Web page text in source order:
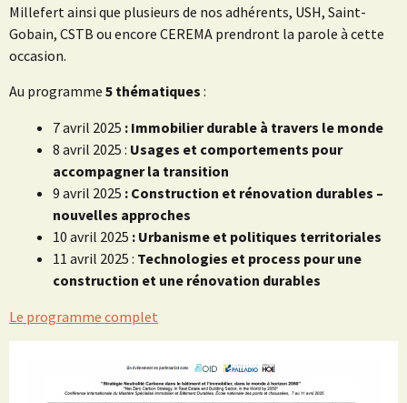
Millefert ainsi que plusieurs de nos adhérents, USH, Saint-
Gobain, CSTB ou encore CEREMA prendront la parole à cette
occasion.
Au programme 5 thématiques :
7 avril 2025 : Immobilier durable à travers le monde
8 avril 2025 : Usages et comportements pour
accompagner la transition
9 avril 2025 : Construction et rénovation durables –
nouvelles approches
10 avril 2025 : Urbanisme et politiques territoriales
11 avril 2025 : Technologies et process pour une
construction et une rénovation durables
Le programme complet